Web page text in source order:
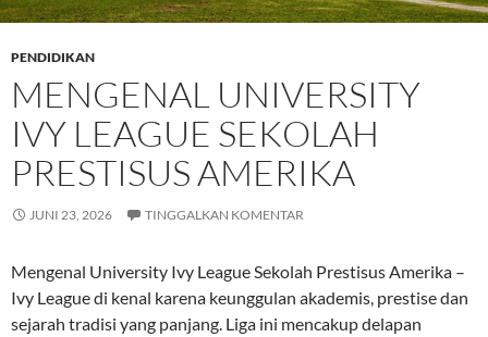
PENDIDIKAN
MENGENAL UNIVERSITY
IVY LEAGUE SEKOLAH
PRESTISUS AMERIKA
JUNI 23, 2026 TINGGALKAN KOMENTAR
Mengenal University Ivy League Sekolah Prestisus Amerika –
Ivy League di kenal karena keunggulan akademis, prestise dan
sejarah tradisi yang panjang. Liga ini mencakup delapan